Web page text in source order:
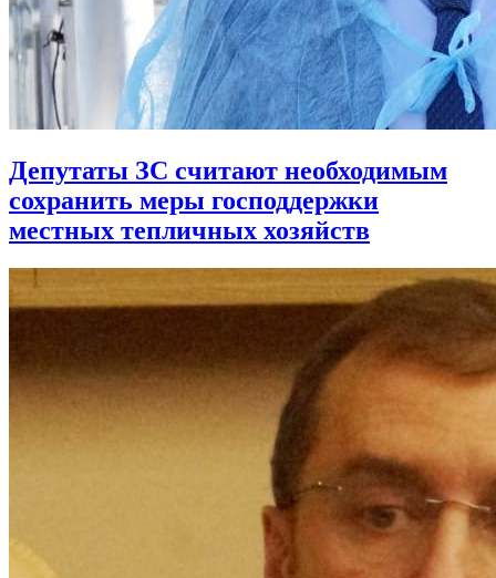
Депутаты ЗС считают необходимым
сохранить меры господдержки
местных тепличных хозяйств